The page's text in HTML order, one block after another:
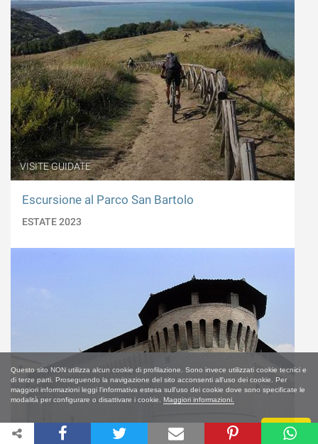
Questo sito NON utilizza alcun cookie di profilazione. Sono invece utilizzati cookie tecnici e
di terze parti. Proseguendo la navigazione del sito acconsenti all'uso dei cookie. Per
maggiori informazioni leggi l'informativa estesa sull'uso dei cookie dove sono specificate le
modalità per configurare o disattivare i cookie. Maggiori informazioni.
Chiudi
VISITE GUIDATE
Escursione al Parco San Bartolo
ESTATE 2023